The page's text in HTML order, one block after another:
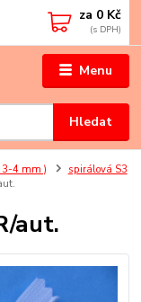
Menu
Hledat
za 0 Kč
3-4 mm )
spirálová S3
aut.